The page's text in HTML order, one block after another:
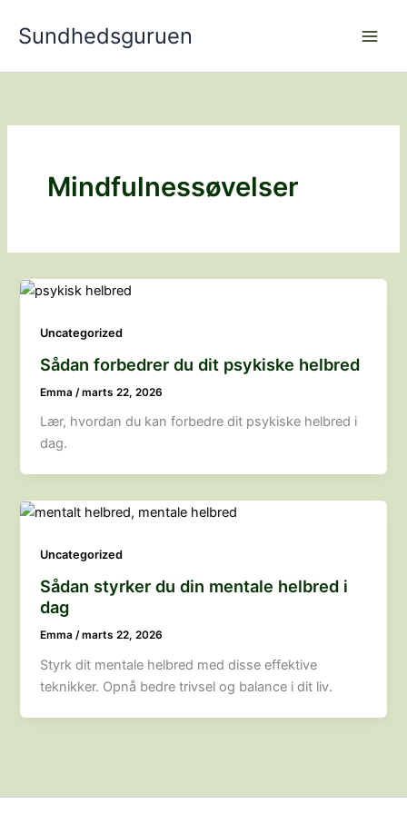
Sundhedsguruen
Mindfulnessøvelser
Uncategorized
Sådan forbedrer du dit psykiske helbred
Emma /marts 22, 2026
Lær, hvordan du kan forbedre dit psykiske helbred i
dag.
Uncategorized
Sådan styrker du din mentale helbred i
dag
Emma/marts 22, 2026
Styrk dit mentale helbred med disse effektive
teknikker. Opnå bedre trivsel og balance i dit liv.